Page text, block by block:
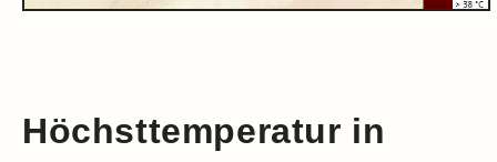
Höchsttemperatur in